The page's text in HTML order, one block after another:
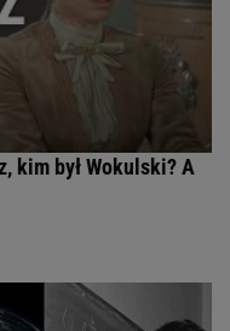
kim był Wokulski? A